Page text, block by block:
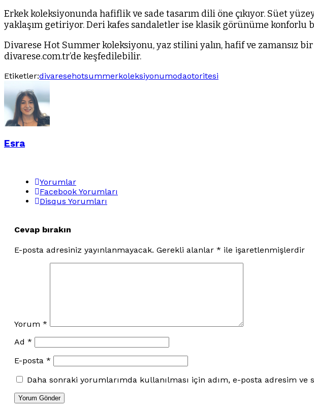
Erkek koleksiyonunda hafiflik ve sade tasarım dili öne çıkıyor. Süet
yaklaşım getiriyor. Deri kafes sandaletler ise klasik görünüme konforlu
Divarese Hot Summer koleksiyonu, yaz stilini yalın, hafif ve zamansız
divarese.com.tr’de keşfedilebilir.
Etiketler:divaresehotsummerkoleksiyonumodaotoritesi
Esra
Yorumlar
Facebook Yorumları
Disqus Yorumları
Cevap bırakın
E-posta adresiniz yayınlanmayacak. Gerekli alanlar * ile işaretlenmişlerdir
Yorum *
Ad *
E-posta *
Daha sonraki yorumlarımda kullanılması için adım, e-posta adresim ve